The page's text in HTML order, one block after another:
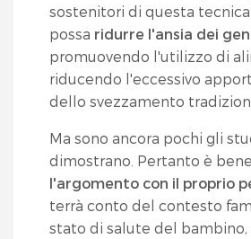
sostenitori di questa
possa ridurre l'ansia dei
promuovendo l'utilizzo di
riducendo l'eccessivo
dello svezzamento
Ma sono ancora pochi gli
dimostrano. Pertanto è bene
l'argomento con il proprio
terrà conto del contesto
stato di salute del bambino,